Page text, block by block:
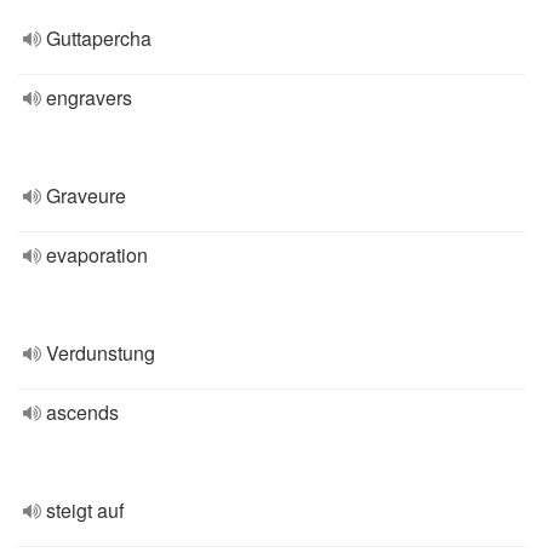
Guttapercha
engravers
Graveure
evaporation
Verdunstung
ascends
steigt auf